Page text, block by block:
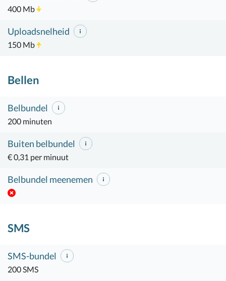
400 Mb
Uploadsnelheid
150 Mb
Bellen
Belbundel
200 minuten
Buiten belbundel
€ 0,31 per minuut
Belbundel meenemen
SMS
SMS-bundel
200 SMS